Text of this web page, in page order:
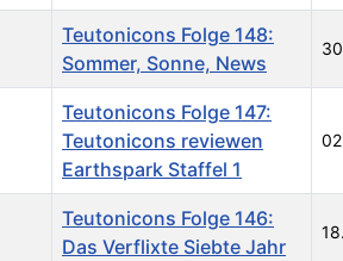
Teutonicons Folge 148:
Sommer, Sonne, News
Teutonicons Folge 147:
Teutonicons reviewen
Earthspark Staffel 1
Teutonicons Folge 146:
Das Verflixte Siebte Jahr